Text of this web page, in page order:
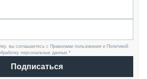
вы соглашаетесь с Правилами пользования и Политикой
персональных данных *
Подписаться